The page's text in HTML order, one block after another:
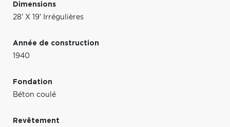
Dimensions
28' X 19' Irrégulières
Année de construction
1940
Fondation
Béton coulé
Revêtement